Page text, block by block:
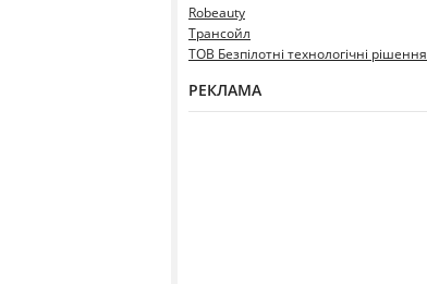
Robeauty
Трансойл
ТОВ Безпілотні технологічні рішення
РЕКЛАМА